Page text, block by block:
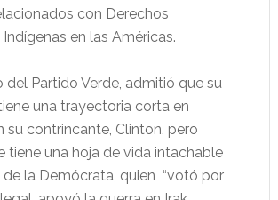
con Derechos
en las Américas.
del Partido Verde, admitió que su
una trayectoria corta en
su contrincante, Clinton, pero
tiene una hoja de vida intachable
de la Demócrata, quien “votó por